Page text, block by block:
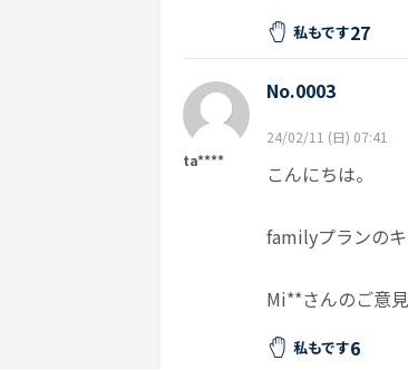
私もです27
ta****
No.0003
24/02/11 (日) 07:41
こんにちは。
familyプランのキ
Mi**さんのご意
私もです6